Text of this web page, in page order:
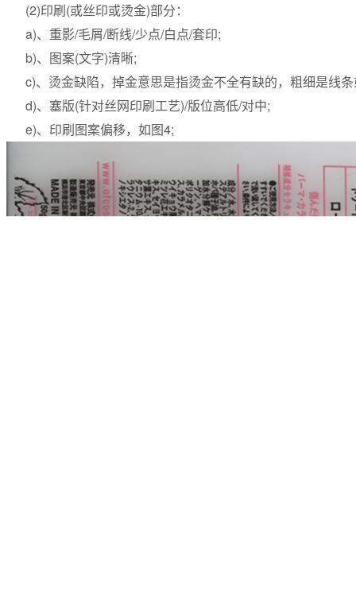
(2)印刷(或丝印或烫金)部分：
a)、重影/毛屑/断线/少点/白点/套印;
b)、图案(文字)清晰;
c)、烫金缺陷，掉金意思是指烫金不全有缺的，粗细是线条
d)、塞版(针对丝网印刷工艺)/版位高低/对中;
e)、印刷图案偏移，如图4;